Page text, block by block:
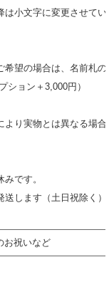
小文字に変更させてい
希望の場合は、名前札
ション＋3,000円）
より実物とは異なる場
です。
します（土日祝除く
お祝いなど